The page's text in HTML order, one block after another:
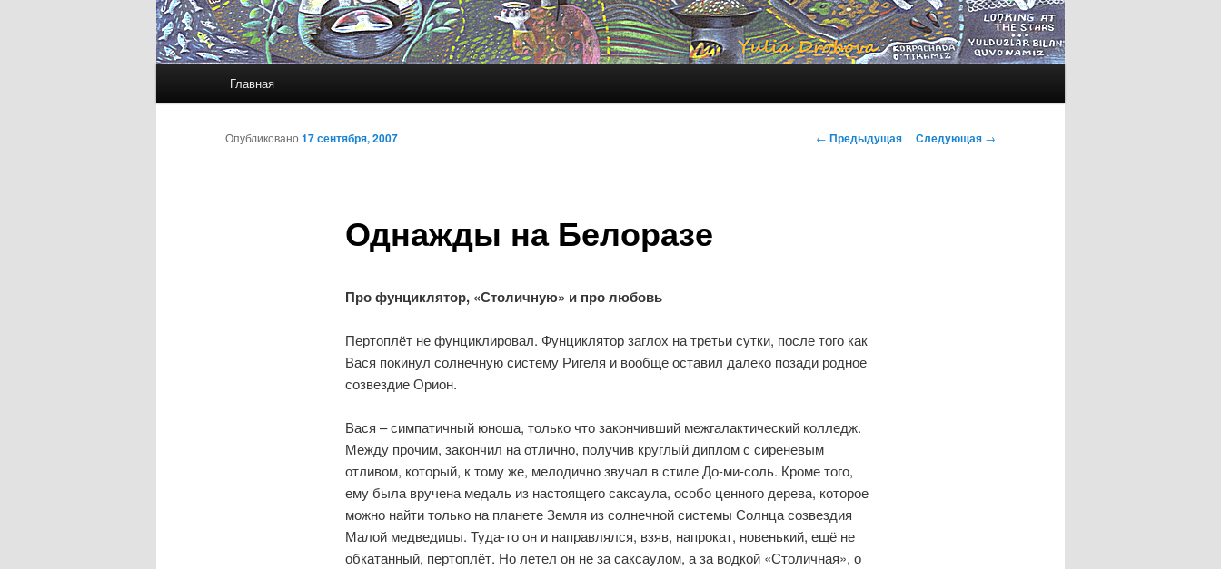
Главная
Навигация
← Предыдущая Следующая →
Однажды на Белоразе
Опубликовано 17 сентября, 2007
Про фунциклятор, «Столичную» и про любовь
Пертоплёт не фунциклировал. Фунциклятор заглох на третьи сутки, после того как
Вася покинул солнечную систему Ригеля и вообще оставил далеко позади родное
созвездие Орион.
Вася – симпатичный юноша, только что закончивший межгалактический колледж.
Между прочим, закончил на отлично, получив круглый диплом с сиреневым
отливом, который, к тому же, мелодично звучал в стиле До-ми-соль. Кроме того,
ему была вручена медаль из настоящего саксаула, особо ценного дерева, которое
можно найти только на планете Земля из солнечной системы Солнца созвездия
Малой медведицы. Туда-то он и направлялся, взяв, напрокат, новенький, ещё не
обкатанный, пертоплёт. Но летел он не за саксаулом, а за водкой «Столичная», о